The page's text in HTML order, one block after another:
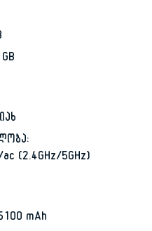
(2.4GHz/5GHz)
mAh